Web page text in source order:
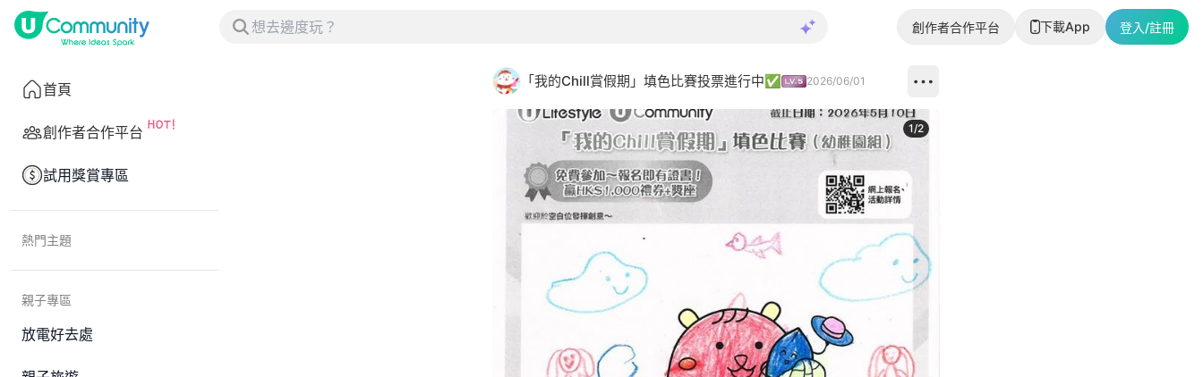
創作者合作平台 下載App 登入/註冊
首頁
創作者合作平台
試用獎賞專區
熱門主題
親子專區
放電好去處
「我的Chill賞假期」填色比賽投票進行中✅ 2026/06/01
1/2